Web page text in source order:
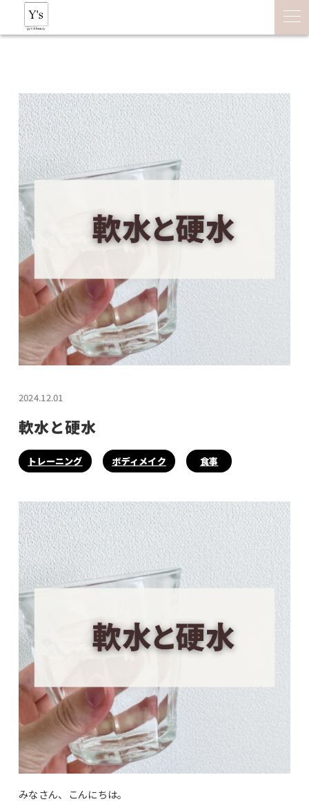
2024.12.01
軟水と硬水
トレーニング ボディメイク 食事
みなさん、こんにちは。